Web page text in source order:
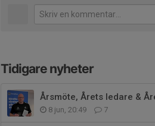
Tidigare nyheter
Årsmöte, Årets ledare &
8 jun, 20:49 7